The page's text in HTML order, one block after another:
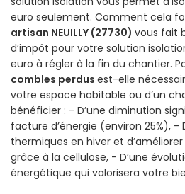
euro seulement. Comment cela
artisan NEUILLY (27730) vous fait
d’impôt pour votre solution
euro à régler à la fin du chantier.
combles perdus est-elle
votre espace habitable ou d’un
bénéficier : - D’une diminution
facture d’énergie (environ 25%), -
thermiques en hiver et
grâce à la cellulose, - D’une
énergétique qui valorisera votre